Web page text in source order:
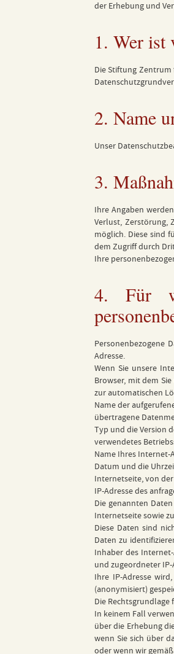
der Erhebung und
1. Wer ist
Die Stiftung Zentrum
2. Name
Unser
3.
Ihre Angaben
Verlust, Zerstörung,
möglich. Diese sind
dem Zugriff durch
Ihre
4. Für
Personenbezogene
Adresse.
Wenn Sie unsere
Browser, mit dem
zur automatischen
Name der
übertragene
Typ und die Version
verwendetes
Name Ihres Internet-
Datum und die
Internetseite, von
IP-Adresse des
Die genannten
Internetseite sowie
Diese Daten sind
Daten zu
Inhaber des
und zugeordneter
Ihre IP-Adresse
(anonymisiert)
Die Rechtsgrundlage
In keinem Fall
über die Erhebung
wenn Sie sich über
oder wenn wir